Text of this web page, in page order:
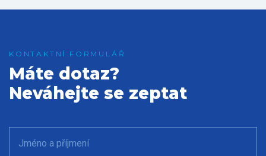
Máte dotaz?
Neváhejte se zeptat
Jméno a příjmení